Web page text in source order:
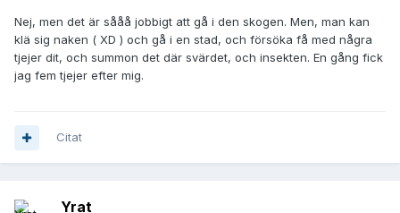
Nej, men det är sååå jobbigt att gå i den skogen. Men, man kan
klä sig naken ( XD ) och gå i en stad, och försöka få med några
tjejer dit, och summon det där svärdet, och insekten. En gång fick
jag fem tjejer efter mig.
Citat
Yrat